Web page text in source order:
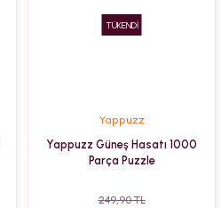
TÜKENDİ
Yappuzz
Yappuzz Güneş Hasatı 1000
Parça Puzzle
249,90 TL